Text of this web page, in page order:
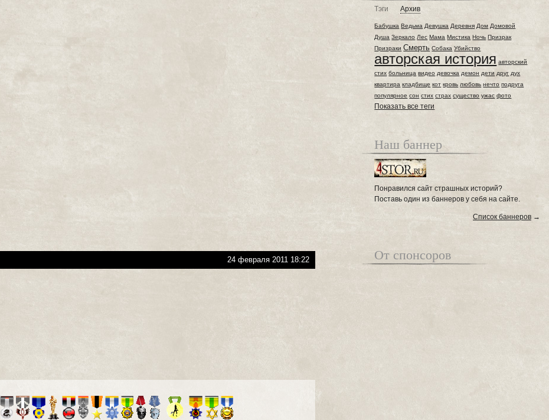
24 февраля 2011 18:22
Тэги Архив
Бабушка Ведьма Девушка Деревня Дом Домовой
Душа Зеркало Лес Мама Мистика Ночь Призрак
Призраки Смерть Собака Убийство
авторская история авторский
стих больница видео девочка демон дети друг дух
квартира кладбище кот кровь любовь нечто подруга
популярное сон стих страх существо ужас фото
Показать все теги
Наш баннер
Понравился сайт страшных историй?
Поставь один из баннеров у себя на сайте.
Список баннеров →
От спонсоров